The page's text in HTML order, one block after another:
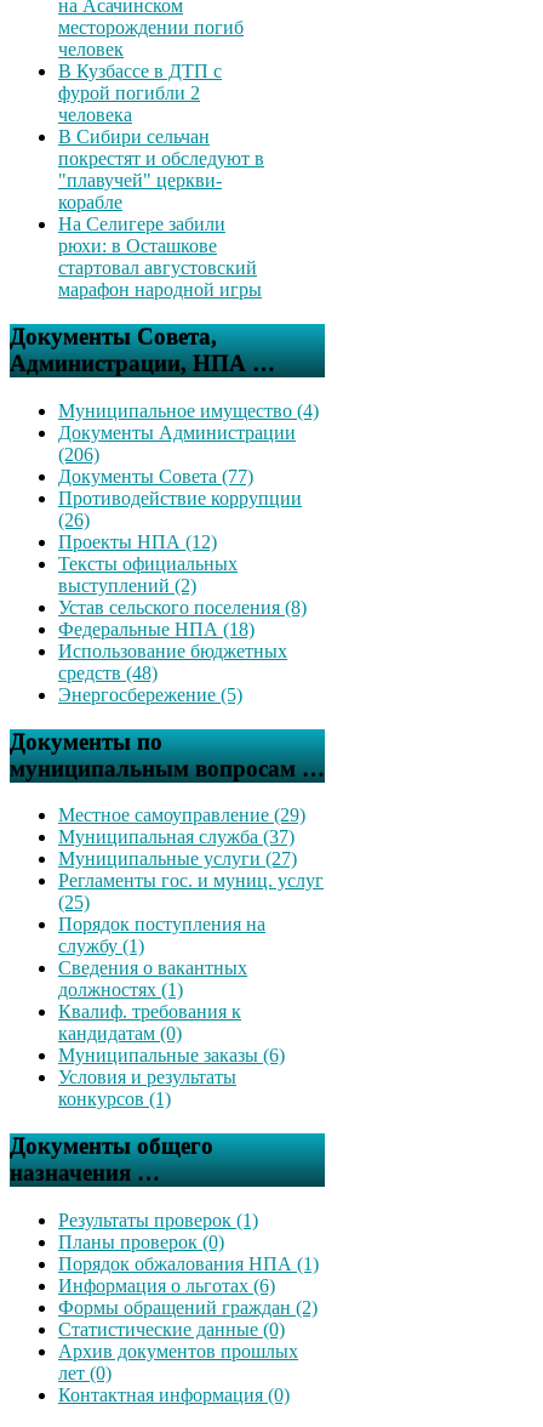
на Асачинском
месторождении погиб
человек
В Кузбассе в ДТП с
фурой погибли 2
человека
В Сибири сельчан
покрестят и обследуют в
"плавучей" церкви-
корабле
На Селигере забили
рюхи: в Осташкове
стартовал августовский
марафон народной игры
Документы Совета,
Администрации, НПА …
Муниципальное имущество (4)
Документы Администрации
(206)
Документы Совета (77)
Противодействие коррупции
(26)
Проекты НПА (12)
Тексты официальных
выступлений (2)
Устав сельского поселения (8)
Федеральные НПА (18)
Использование бюджетных
средств (48)
Энергосбережение (5)
Документы по
муниципальным вопросам …
Местное самоуправление (29)
Муниципальная служба (37)
Муниципальные услуги (27)
Регламенты гос. и муниц. услуг
(25)
Порядок поступления на
службу (1)
Сведения о вакантных
должностях (1)
Квалиф. требования к
кандидатам (0)
Муниципальные заказы (6)
Условия и результаты
конкурсов (1)
Документы общего
назначения …
Результаты проверок (1)
Планы проверок (0)
Порядок обжалования НПА (1)
Информация о льготах (6)
Формы обращений граждан (2)
Статистические данные (0)
Архив документов прошлых
лет (0)
Контактная информация (0)